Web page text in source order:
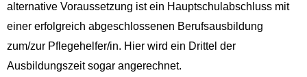
alternative Voraussetzung ist ein Hauptschulabschluss mit
einer erfolgreich abgeschlossenen Berufsausbildung
zum/zur Pflegehelfer/in. Hier wird ein Drittel der
Ausbildungszeit sogar angerechnet.